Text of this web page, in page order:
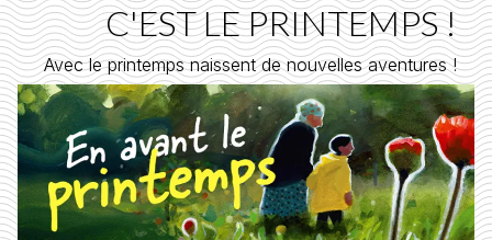
C'EST LE PRINTEMPS !
Avec le printemps naissent de nouvelles aventures !